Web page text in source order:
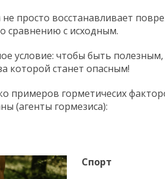
просто восстанавливает
сравнению с исходным.
условие: чтобы быть
которой станет опасным!
примеров горметичесих
(агенты гормезиса):
Спорт